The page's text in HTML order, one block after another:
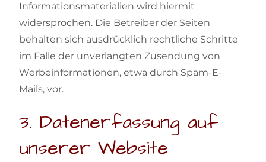
Informationsmaterialien wird hiermit
widersprochen. Die Betreiber der Seiten
behalten sich ausdrücklich rechtliche Schritte
im Falle der unverlangten Zusendung von
Werbeinformationen, etwa durch Spam-E-
Mails, vor.
3. Datenerfassung auf
unserer Website